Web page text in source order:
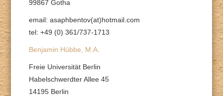
99867 Gotha
email: asaphbentov(at)hotmail.com
tel: +49 (0) 361/737-1713
Benjamin Hübbe, M.A.
Freie Universität Berlin
Habelschwerdter Allee 45
14195 Berlin